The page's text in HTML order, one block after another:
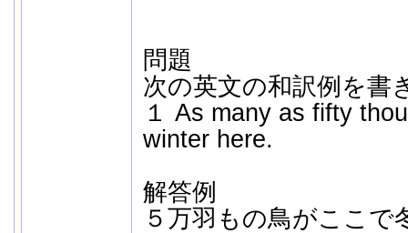
問題
次の英文の和訳例を書
１ As many as fifty
winter here.
解答例
５万羽もの鳥がここで